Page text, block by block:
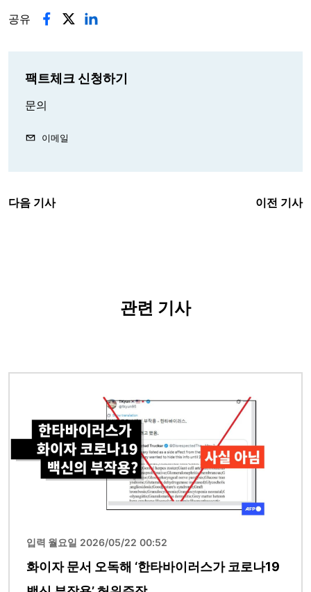
공유
팩트체크 신청하기
문의
이메일
다음 기사 이전 기사
관련 기사
입력 월요일 2026/05/22 00:52
화이자 문서 오독해 ‘한타바이러스가 코로나19